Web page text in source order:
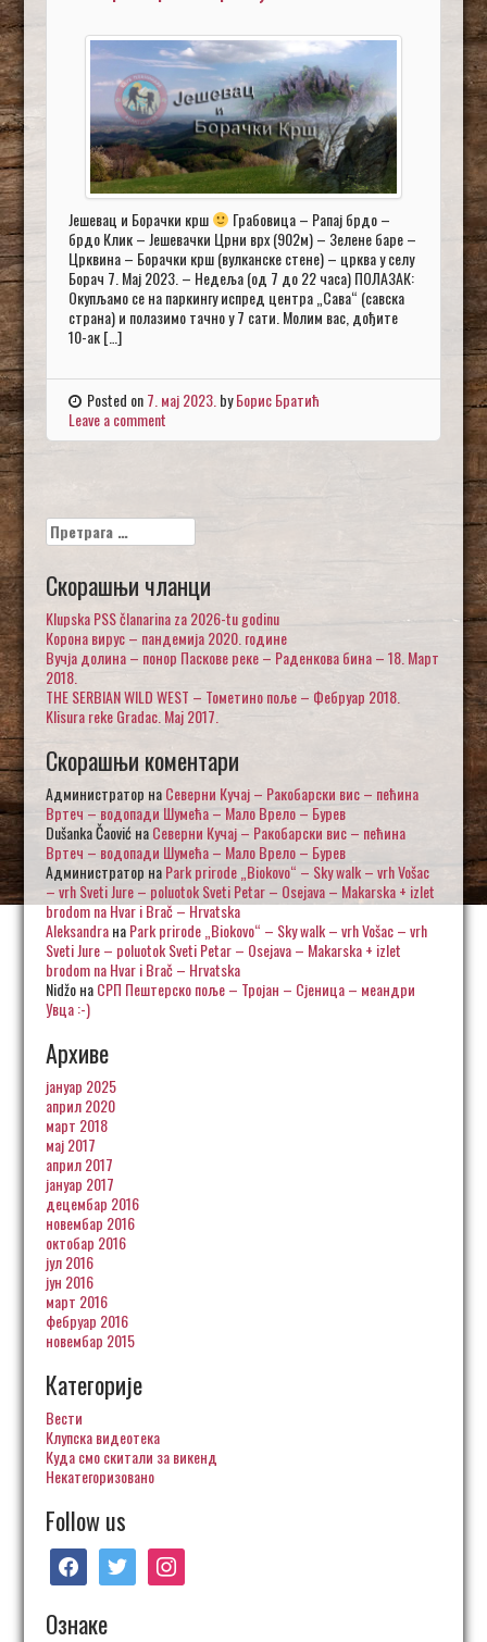
Јешевац и Борачки крш
Грабовица – Рапај брдо –
брдо Клик – Јешевачки Црни врх (902м) – Зелене баре –
Црквина – Борачки крш (вулканске стене) – црква у селу
Борач 7. Мај 2023. – Недеља (од 7 до 22 часа) ПОЛАЗАК:
Окупљамо се на паркингу испред центра „Сава“ (савска
страна) и полазимо тачно у 7 сати. Молим вас, дођите
10-ак […]
Posted on7. мај 2023. byБорис Братић
Leave a comment
Претрага
за:
Скорашњи чланци
Klupska PSS članarina za 2026-tu godinu
Корона вирус – пандемија 2020. године
Вучја долина – понор Паскове реке – Раденкова бина – 18. Март
2018.
THE SERBIAN WILD WEST – Тометино поље – Фебруар 2018.
Klisura reke Gradac. Maj 2017.
Скорашњи коментари
Администратор наСеверни Кучај – Ракобарски вис – пећина
Вртеч – водопади Шумећа – Мало Врело – Бурев
Dušanka ČaovićнаСеверни Кучај – Ракобарски вис – пећина
Вртеч – водопади Шумећа – Мало Врело – Бурев
Администратор наPark prirode „Biokovo“ – Sky walk – vrh Vošac
– vrh Sveti Jure – poluotok Sveti Petar – Osejava – Makarska + izlet
brodom na Hvar i Brač – Hrvatska
AleksandraнаPark prirode „Biokovo“ – Sky walk – vrh Vošac – vrh
Sveti Jure – poluotok Sveti Petar – Osejava – Makarska + izlet
brodom na Hvar i Brač – Hrvatska
NidžoнаСРП Пештерско поље – Тројан – Сјеница – меандри
Увца :-)
Архиве
јануар 2025
април 2020
март 2018
мај 2017
април 2017
јануар 2017
децембар 2016
новембар 2016
октобар 2016
јул 2016
јун 2016
март 2016
фебруар 2016
новембар 2015
Категорије
Вести
Клупска видеотека
Куда смо скитали за викенд
Некатегоризовано
Follow us
facebooktwitter instagram
Ознаке